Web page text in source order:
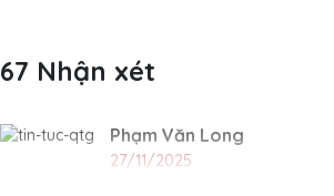
67 Nhận xét
Phạm Văn Long
27/11/2025